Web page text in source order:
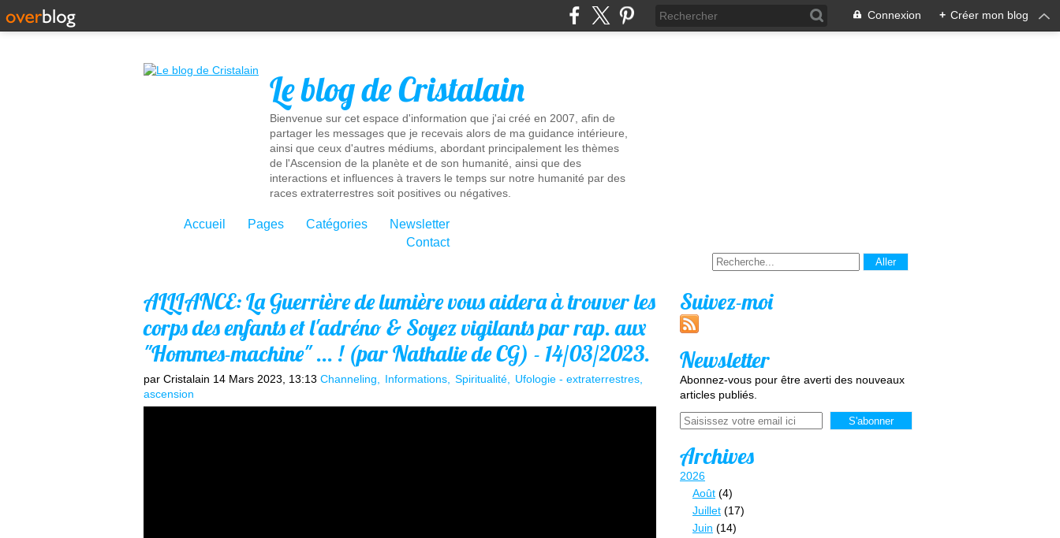
Connexion + Créer mon blog
Le blog de Cristalain
Bienvenue sur cet espace d'information que j'ai créé en 2007, afin de
partager les messages que je recevais alors de ma guidance intérieure,
ainsi que ceux d'autres médiums, abordant principalement les thèmes
de l'Ascension de la planète et de son humanité, ainsi que des
interactions et influences à travers le temps sur notre humanité par des
races extraterrestres soit positives ou négatives.
Accueil Pages Catégories
Newsletter
Contact
ALLIANCE: La Guerrière de lumière vous aidera à trouver les
corps des enfants et l'adréno & Soyez vigilants par rap. aux
"Hommes-machine" ... ! (par Nathalie de CG) - 14/03/2023.
par Cristalain 14 Mars 2023, 13:13 Channeling Informations Spiritualité
Ufologie - extraterrestres
ascension
Suivez-moi
Newsletter
Abonnez-vous pour être averti des nouveaux
articles publiés.
Email
Archives
2026
Août (4)
Juillet (17)
Juin (14)